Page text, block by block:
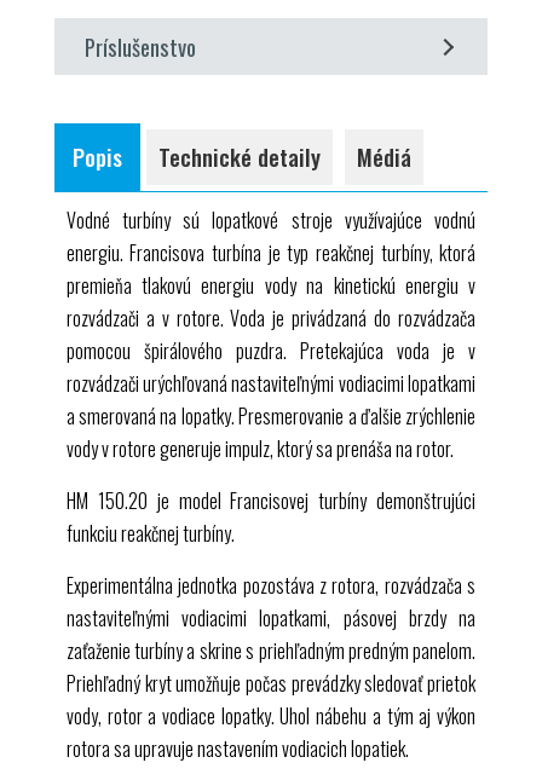
model reakčnej turbíny
priehľadný operačný priestor
turbína s nastaviteľnými vodiacimi lopatkami
zaťaženie pásovou brzdou
Príslušenstvo
tekutín
HM 082 Snímač rýchlosti
Popis Technické detaily Médiá
Vodné turbíny sú lopatkové stroje využívajúce vodnú
energiu. Francisova turbína je typ reakčnej turbíny, ktorá
premieňa tlakovú energiu vody na kinetickú energiu v
rozvádzači a v rotore. Voda je privádzaná do rozvádzača
pomocou špirálového puzdra. Pretekajúca voda je v
rozvádzači urýchľovaná nastaviteľnými vodiacimi lopatkami
a smerovaná na lopatky. Presmerovanie a ďalšie zrýchlenie
vody v rotore generuje impulz, ktorý sa prenáša na rotor.
HM 150.20 je model Francisovej turbíny demonštrujúci
funkciu reakčnej turbíny.
Experimentálna jednotka pozostáva z rotora, rozvádzača s
nastaviteľnými vodiacimi lopatkami, pásovej brzdy na
zaťaženie turbíny a skrine s priehľadným predným panelom.
Priehľadný kryt umožňuje počas prevádzky sledovať prietok
vody, rotor a vodiace lopatky. Uhol nábehu a tým aj výkon
rotora sa upravuje nastavením vodiacich lopatiek.